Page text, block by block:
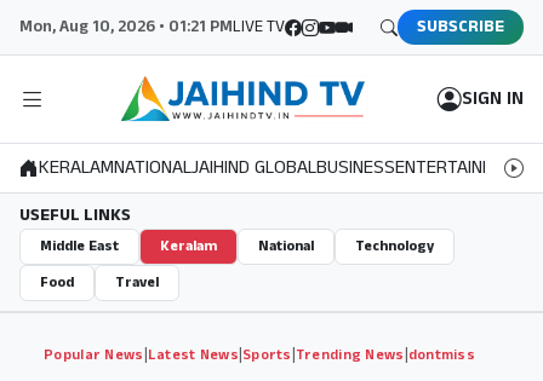
Mon, Aug 10, 2026 • 01:21 PMLIVE TV SUBSCRIBE
SIGN IN
KERALAMNATIONALJAIHIND GLOBALBUSINESSENTERTAINMENT
USEFUL LINKS
Middle East Keralam National
Technology
Food
Travel
Popular News|Latest News|Sports|Trending News|dontmiss